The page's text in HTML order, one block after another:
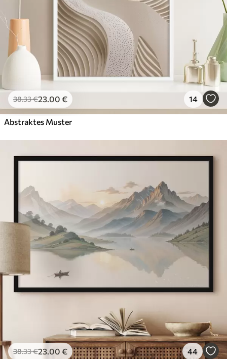
38.33€23.00 € 14
Abstraktes Muster
38.33€23.00 € 44